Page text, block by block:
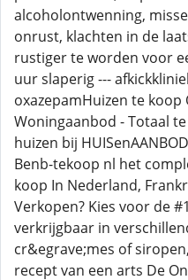
alcoholontwenning,
onrust, klachten in de
rustiger te worden voor
uur slaperig ---
oxazepamHuizen te koop
Woningaanbod - Totaal
huizen bij
Benb-tekoop nl het
koop In Nederland,
Verkopen? Kies voor de
verkrijgbaar in
cr&egrave;mes of
recept van een arts De